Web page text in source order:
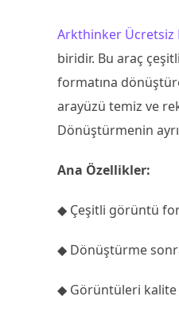
Arkthinker Ücretsiz
biridir. Bu araç
formatına
arayüzü temiz ve
Dönüştürmenin
Ana Özellikler:
◆ Çeşitli görüntü
◆ Dönüştürme
◆ Görüntüleri kalite